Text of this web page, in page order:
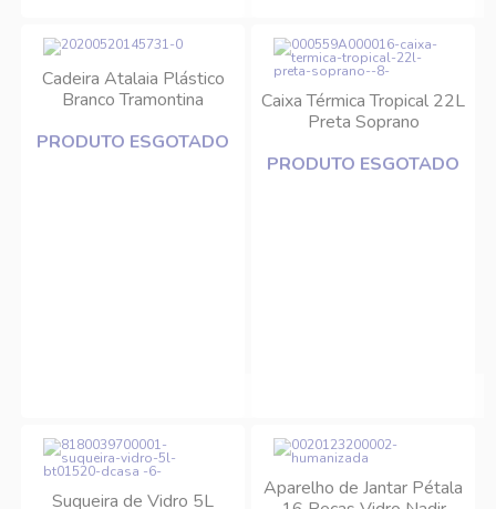
Cadeira Atalaia Plástico
Branco Tramontina
PRODUTO ESGOTADO
Caixa Térmica Tropical 22L
Preta Soprano
PRODUTO ESGOTADO
Suqueira de Vidro 5L
Aparelho de Jantar Pétala